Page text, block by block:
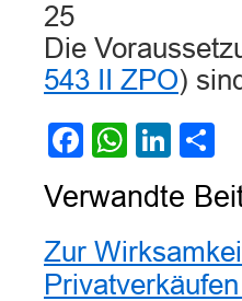
25
Die
543 II ZPO)
Facebook
Verwandte
Zur